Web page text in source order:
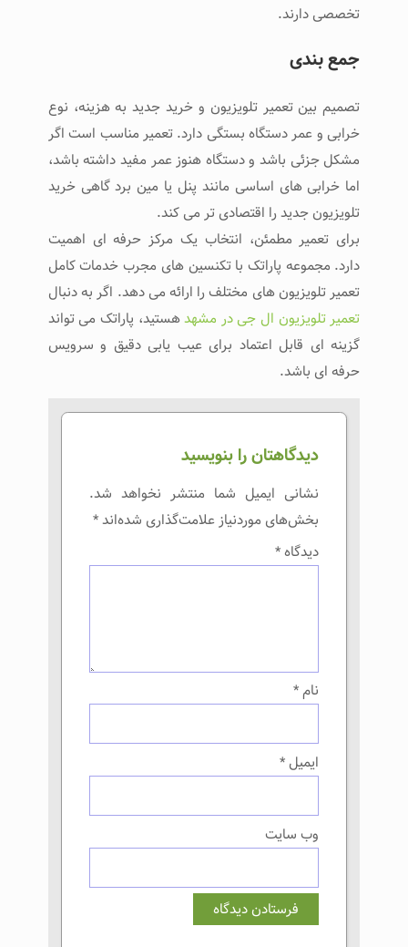
تخصصی دارند.
جمع‌ بندی
تصمیم بین تعمیر تلویزیون و خرید جدید به هزینه، نوع
خرابی و عمر دستگاه بستگی دارد. تعمیر مناسب است اگر
مشکل جزئی باشد و دستگاه هنوز عمر مفید داشته باشد،
اما خرابی‌ های اساسی مانند پنل یا مین‌ برد گاهی خرید
تلویزیون جدید را اقتصادی‌ تر می‌ کند.
برای تعمیر مطمئن، انتخاب یک مرکز حرفه‌ ای اهمیت
دارد. مجموعه پاراتک با تکنسین‌ های مجرب خدمات کامل
تعمیر تلویزیون‌ های مختلف را ارائه می‌ دهد. اگر به دنبال
تعمیر تلویزیون ال جی در مشهدهستید، پاراتک می‌ تواند
گزینه‌ ای قابل اعتماد برای عیب‌ یابی دقیق و سرویس
حرفه‌ ای باشد.
دیدگاهتان را بنویسید
نشانی ایمیل شما منتشر نخواهد شد.
بخش‌های موردنیاز علامت‌گذاری شده‌اند*
دیدگاه*
نام*
ایمیل *
وب‌ سایت